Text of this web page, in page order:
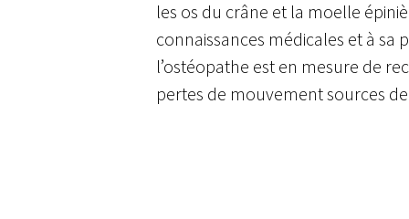
les os du crâne et la moelle
connaissances médicales et à sa
l’ostéopathe est en mesure de
pertes de mouvement sources